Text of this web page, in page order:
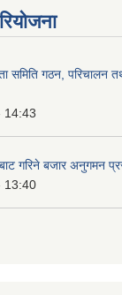
समिति गठन, परिचालन
14:43
गरिने बजार अनुगमन
13:40